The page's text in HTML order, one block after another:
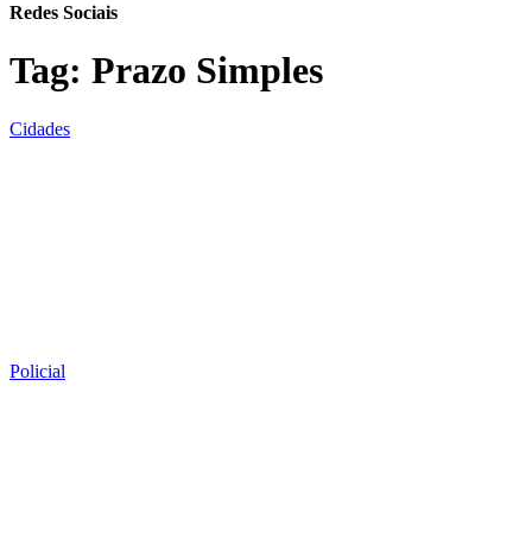
Redes Sociais
Tag: Prazo Simples
Cidades
Policial